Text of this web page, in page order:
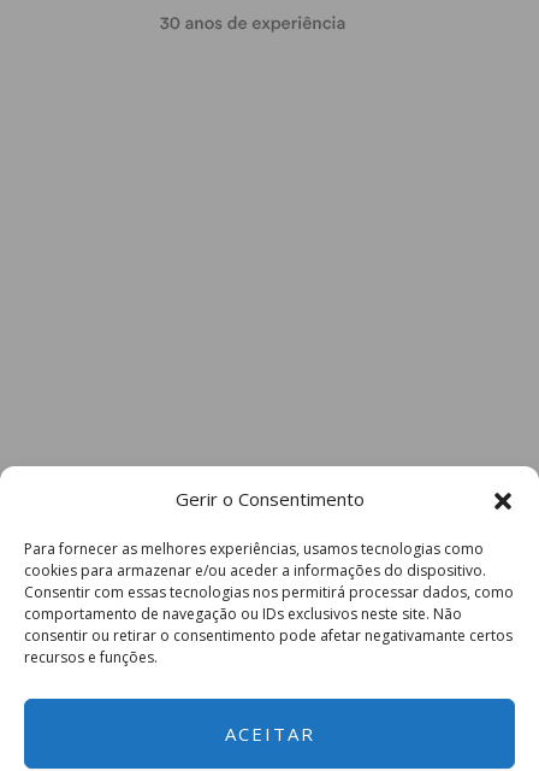
Gerir o Consentimento
Para fornecer as melhores experiências, usamos tecnologias como
cookies para armazenar e/ou aceder a informações do dispositivo.
Consentir com essas tecnologias nos permitirá processar dados, como
comportamento de navegação ou IDs exclusivos neste site. Não
consentir ou retirar o consentimento pode afetar negativamante certos
recursos e funções.
ACEITAR